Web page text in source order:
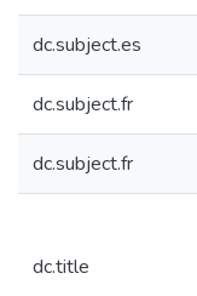
dc.subject.es
dc.subject.fr
dc.subject.fr
dc.title